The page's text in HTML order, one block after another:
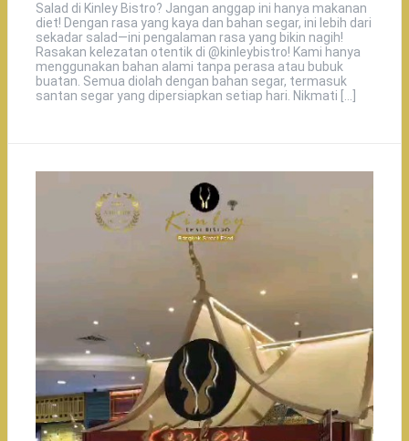
Salad di Kinley Bistro? Jangan anggap ini hanya makanan
diet! Dengan rasa yang kaya dan bahan segar, ini lebih dari
sekadar salad—ini pengalaman rasa yang bikin nagih!
Rasakan kelezatan otentik di @kinleybistro! Kami hanya
menggunakan bahan alami tanpa perasa atau bubuk
buatan. Semua diolah dengan bahan segar, termasuk
santan segar yang dipersiapkan setiap hari. Nikmati […]